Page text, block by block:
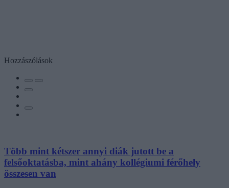
Hozzászólások
Több mint kétszer annyi diák jutott be a
felsőoktatásba, mint ahány kollégiumi férőhely
összesen van